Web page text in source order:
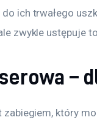
ich trwałego
zwykle ustępuje
–
który